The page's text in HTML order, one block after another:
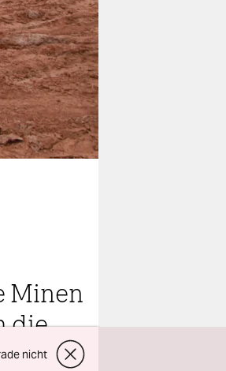
Minen
die
nicht